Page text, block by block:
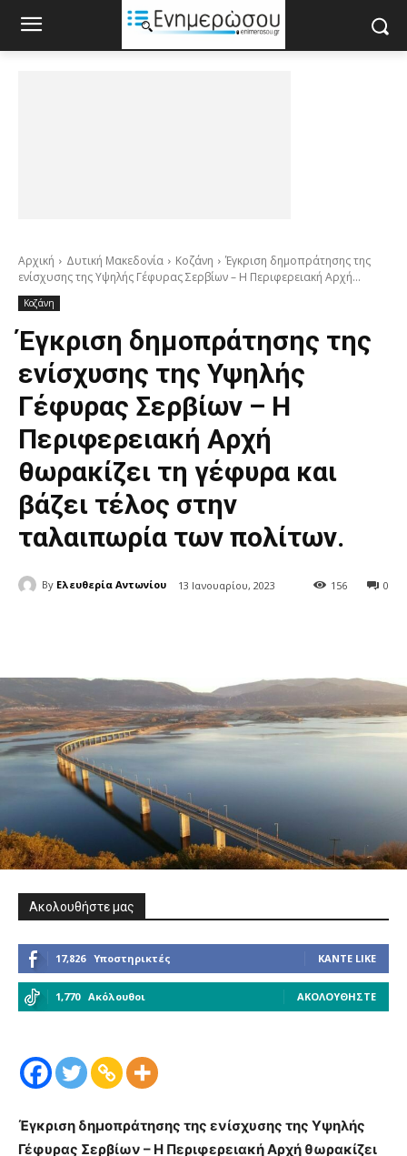
Αρχική Δυτική Μακεδονία Κοζάνη
Έγκριση δημοπράτησης της
ενίσχυσης της Υψηλής Γέφυρας Σερβίων – Η Περιφερειακή Αρχή...
Κοζάνη
Έγκριση δημοπράτησης της
ενίσχυσης της Υψηλής
Γέφυρας Σερβίων – Η
Περιφερειακή Αρχή
θωρακίζει τη γέφυρα και
βάζει τέλος στην
ταλαιπωρία των πολίτων.
By Ελευθερία Αντωνίου 13 Ιανουαρίου, 2023 0
156
Ακολουθήστε μας
17,826 Υποστηρικτές ΚΆΝΤΕ LIKE
1,770 Ακόλουθοι ΑΚΟΛΟΥΘΉΣΤΕ
Έγκριση δημοπράτησης της ενίσχυσης της Υψηλής
Γέφυρας Σερβίων – Η Περιφερειακή Αρχή θωρακίζει